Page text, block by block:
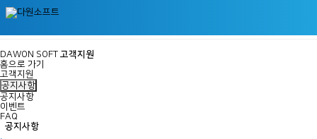
공지사항
DAWON SOFT 고객지원
홈으로 가기
고객지원
공지사항
공지사항
이벤트
FAQ
공지사항